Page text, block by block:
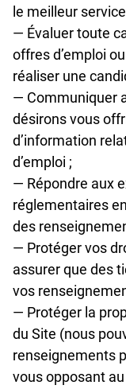
le meilleur
— Évaluer toute
offres d’emploi
réaliser une
— Communiquer
désirons vous
d’information
d’emploi ;
— Répondre aux
réglementaires
des
— Protéger vos
assurer que des
vos
— Protéger la
du Site (nous
renseignements
vous opposant